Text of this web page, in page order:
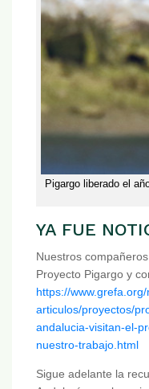
Pigargo liberado el
YA FUE
Nuestros
Proyecto Pigargo y
https://
articulos/proyectos/
andalucia-visitan-el-
nuestro-trabajo.html
Sigue adelante la